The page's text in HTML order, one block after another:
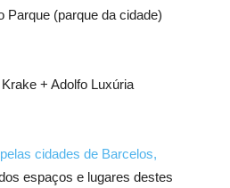
Parque (parque da cidade)
+ Adolfo Luxúria
cidades de Barcelos,
espaços e lugares destes